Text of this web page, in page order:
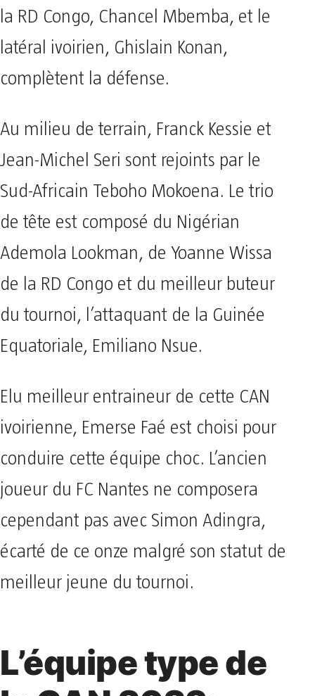
la RD Congo, Chancel Mbemba, et le
latéral ivoirien, Ghislain Konan,
complètent la défense.
Au milieu de terrain, Franck Kessie et
Jean-Michel Seri sont rejoints par le
Sud-Africain Teboho Mokoena. Le trio
de tête est composé du Nigérian
Ademola Lookman, de Yoanne Wissa
de la RD Congo et du meilleur buteur
du tournoi, l’attaquant de la Guinée
Equatoriale, Emiliano Nsue.
Elu meilleur entraineur de cette CAN
ivoirienne, Emerse Faé est choisi pour
conduire cette équipe choc. L’ancien
joueur du FC Nantes ne composera
cependant pas avec Simon Adingra,
écarté de ce onze malgré son statut de
meilleur jeune du tournoi.
L’équipe type de